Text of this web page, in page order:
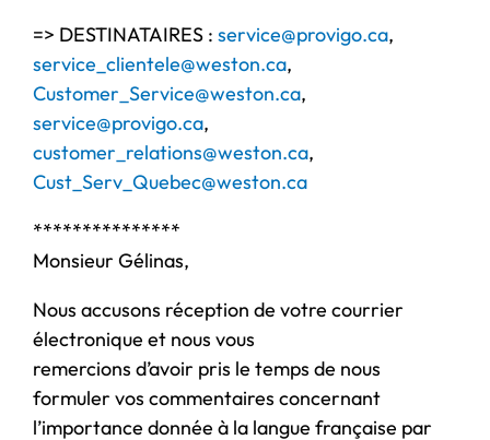
=> DESTINATAIRES : service@provigo.ca,
service_clientele@weston.ca,
Customer_Service@weston.ca,
service@provigo.ca,
customer_relations@weston.ca,
Cust_Serv_Quebec@weston.ca
***************
Monsieur Gélinas,
Nous accusons réception de votre courrier
électronique et nous vous
remercions d’avoir pris le temps de nous
formuler vos commentaires concernant
l’importance donnée à la langue française par